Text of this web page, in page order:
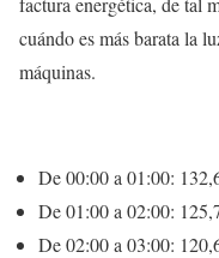
cuándo es más barata la
máquinas.
De 00:00 a 01:00:
De 01:00 a 02:00:
De 02:00 a 03:00: